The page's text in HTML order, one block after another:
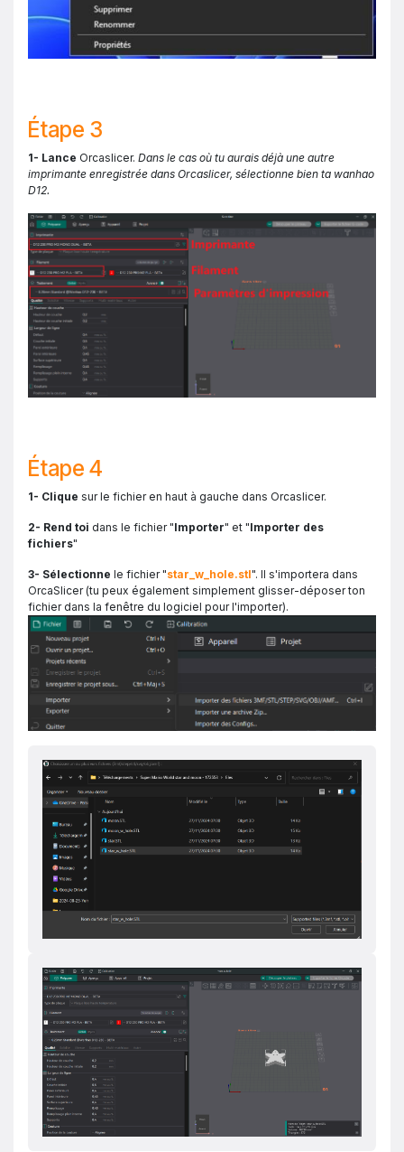
Étape 3
1- Lance Orcaslicer. Dans le cas où tu aurais déjà une autre
imprimante enregistrée dans Orcaslicer, sélectionne bien ta wanhao
D12.
Étape 4
1- Clique sur le fichier en haut à gauche dans Orcaslicer.
2- Rend toi dans le fichier "Importer" et "Importer des
fichiers"
3- Sélectionne le fichier "star_w_hole.stl". Il s'importera dans
OrcaSlicer (tu peux également simplement glisser-déposer ton
fichier dans la fenêtre du logiciel pour l'importer).